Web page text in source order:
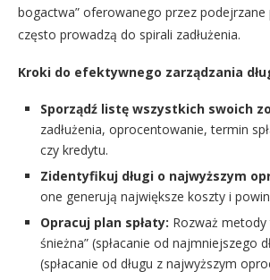
bogactwa” oferowanego przez podejrzane
często prowadzą do spirali zadłużenia.
Kroki do efektywnego zarządzania
Sporządź listę wszystkich swoich
zadłużenia, oprocentowanie, termin
czy kredytu.
Zidentyfikuj długi o najwyższym
one generują największe koszty i
Opracuj plan spłaty: Rozważ metody
śnieżna” (spłacanie od najmniejszego
(spłacanie od długu z najwyższym